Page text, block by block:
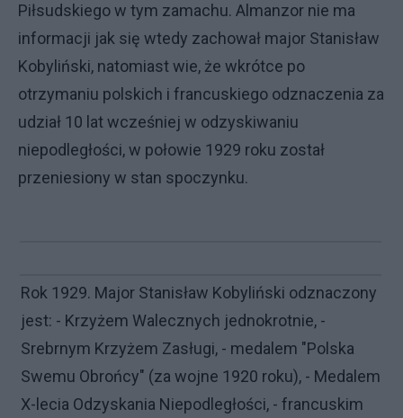
Piłsudskiego w tym zamachu. Almanzor nie ma
informacji jak się wtedy zachował major Stanisław
Kobyliński, natomiast wie, że wkrótce po
otrzymaniu polskich i francuskiego odznaczenia za
udział 10 lat wcześniej w odzyskiwaniu
niepodległości, w połowie 1929 roku został
przeniesiony w stan spoczynku.
Rok 1929. Major Stanisław Kobyliński odznaczony
jest: - Krzyżem Walecznych jednokrotnie, -
Srebrnym Krzyżem Zasługi, - medalem "Polska
Swemu Obrońcy" (za wojne 1920 roku), - Medalem
X-lecia Odzyskania Niepodległości, - francuskim